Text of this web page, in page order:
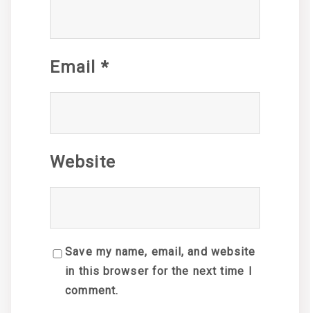
Email *
Website
Save my name, email, and website
in this browser for the next time I
comment.